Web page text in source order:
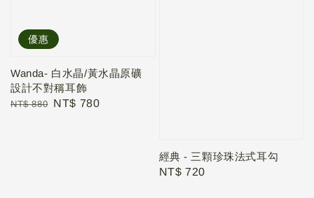
優惠
Wanda- 白水晶/黃水晶原礦
設計不對稱耳飾
Regular
NT$ 880 Sale
NT$ 780
經典 - 三顆珍珠法式耳勾
Regular
NT$ 720